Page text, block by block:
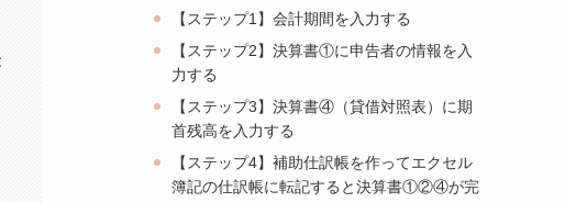
【ステップ1】会計期間を入力する
【ステップ2】決算書①に申告者の情報を入
力する
【ステップ3】決算書④（貸借対照表）に期
首残高を入力する
【ステップ4】補助仕訳帳を作ってエクセル
簿記の仕訳帳に転記すると決算書①②④が完